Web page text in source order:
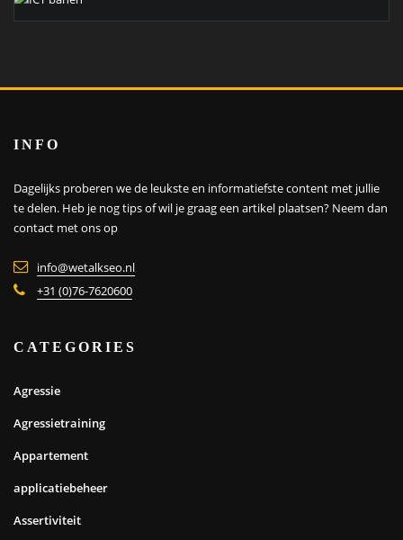
INFO
Dagelijks proberen we de leukste en informatiefste content met jullie
te delen. Heb je nog tips of wil je graag een artikel plaatsen? Neem dan
contact met ons op
info@wetalkseo.nl
+31 (0)76-7620600
CATEGORIES
Agressie
Agressietraining
Appartement
applicatiebeheer
Assertiviteit